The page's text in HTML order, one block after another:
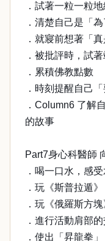
．試著一粒一粒
．清楚自己是「
．就寢前想著「
．被批評時，試
．累積佛教點數
．時刻提醒自己
．Column6 了解
的故事
Part7身心科醫師
．喝一口水，感
．玩《斯普拉遁》
．玩《俄羅斯方塊
．進行活動肩部
．使出「昇龍拳」